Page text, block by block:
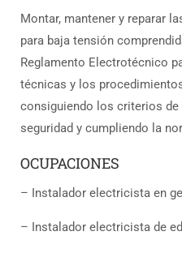
Montar, mantener y reparar
para baja tensión
Reglamento Electrotécnico
técnicas y los
consiguiendo los criterios
seguridad y cumpliendo la
OCUPACIONES
– Instalador electricista en
– Instalador electricista de